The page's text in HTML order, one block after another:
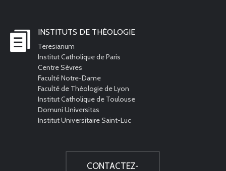
INSTITUTS DE THÉOLOGIE
Teresianum
Institut Catholique de Paris
Centre Sèvres
Faculté Notre-Dame
Faculté de Théologie de Lyon
Institut Catholique de Toulouse
Domuni Universitas
Institut Universitaire Saint-Luc
CONTACTEZ-